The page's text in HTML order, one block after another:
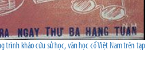
trình khảo cứu sử học, văn học cổ Việt Nam trên tạp